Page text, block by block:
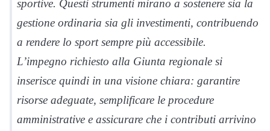
sportive. Questi strumenti mirano a sostenere sia la
gestione ordinaria sia gli investimenti, contribuendo
a rendere lo sport sempre più accessibile.
L’impegno richiesto alla Giunta regionale si
inserisce quindi in una visione chiara: garantire
risorse adeguate, semplificare le procedure
amministrative e assicurare che i contributi arrivino